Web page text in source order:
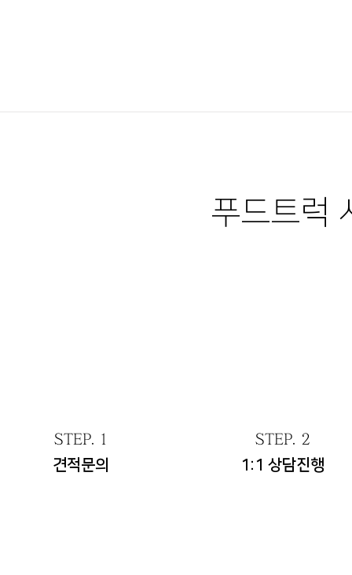
푸드트럭
STEP. 1
견적문의
STEP. 2
1:1 상담진행